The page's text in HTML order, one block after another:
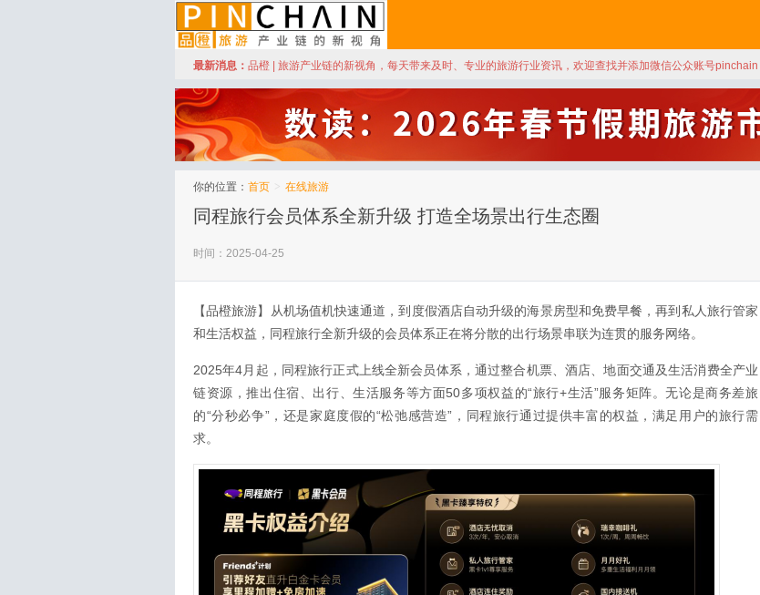
品橙旅游
最新消息： 品橙 | 旅游产业链的新视角，每天带来及时、专业的旅游行业资讯，欢迎查找并添加微信公众账号pinchain
你的位置： 首页 > 在线旅游
同程旅行会员体系全新升级 打造全场景出行生态圈
时间：2025-04-25
【品橙旅游】从机场值机快速通道，到度假酒店自动升级的海景房型和免费早餐，再到私人旅行管家
和生活权益，同程旅行全新升级的会员体系正在将分散的出行场景串联为连贯的服务网络。
2025年4月起，同程旅行正式上线全新会员体系，通过整合机票、酒店、地面交通及生活消费全产业
链资源，推出住宿、出行、生活服务等方面50多项权益的“旅行+生活”服务矩阵。无论是商务差旅
的“分秒必争”，还是家庭度假的“松弛感营造”，同程旅行通过提供丰富的权益，满足用户的旅行需
求。